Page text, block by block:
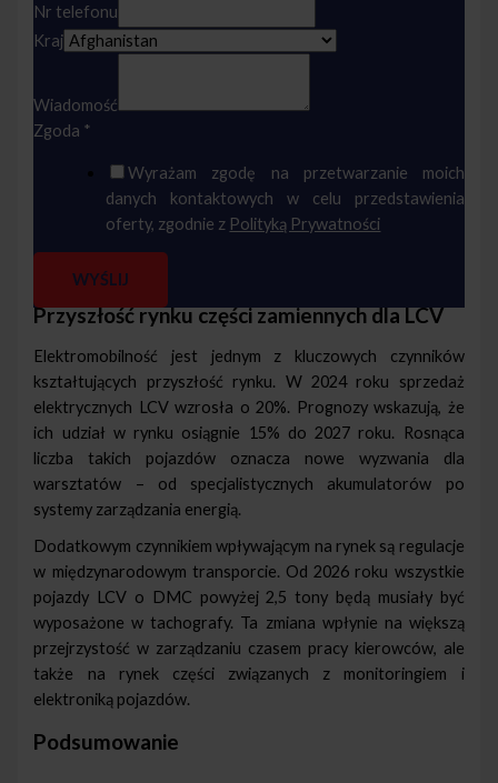
Nr telefonu
Kraj
Wiadomość
Zgoda *
Wyrażam zgodę na przetwarzanie moich
danych kontaktowych w celu przedstawienia
oferty, zgodnie z Polityką Prywatności
WYŚLIJ
Przyszłość rynku części zamiennych dla LCV
Elektromobilność jest jednym z kluczowych czynników
kształtujących przyszłość rynku. W 2024 roku sprzedaż
elektrycznych LCV wzrosła o 20%. Prognozy wskazują, że
ich udział w rynku osiągnie 15% do 2027 roku. Rosnąca
liczba takich pojazdów oznacza nowe wyzwania dla
warsztatów – od specjalistycznych akumulatorów po
systemy zarządzania energią.
Dodatkowym czynnikiem wpływającym na rynek są regulacje
w międzynarodowym transporcie. Od 2026 roku wszystkie
pojazdy LCV o DMC powyżej 2,5 tony będą musiały być
wyposażone w tachografy. Ta zmiana wpłynie na większą
przejrzystość w zarządzaniu czasem pracy kierowców, ale
także na rynek części związanych z monitoringiem i
elektroniką pojazdów.
Podsumowanie